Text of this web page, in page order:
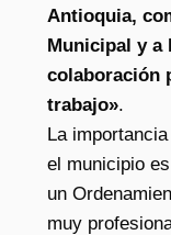
Antioquia,
Municipal y a
colaboración
trabajo».
La
el municipio
un
muy